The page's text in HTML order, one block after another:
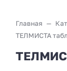
Главная
ТЕЛМИСТА